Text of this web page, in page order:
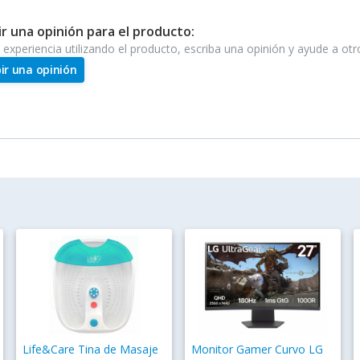
una opinión para el producto:
experiencia utilizando el producto, escriba una opinión y ayude a
una opinión
Life&Care Tina de Masaje
Monitor Gamer Curvo LG